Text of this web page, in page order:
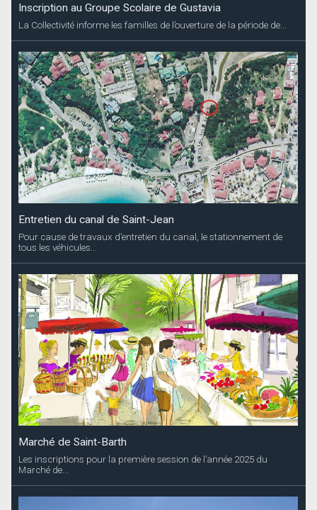
Inscription au Groupe Scolaire de Gustavia
La Collectivité informe les familles de l’ouverture de la période de...
Entretien du canal de Saint-Jean
Pour cause de travaux d’entretien du canal, le stationnement de
tous les véhicules...
Marché de Saint-Barth
Les inscriptions pour la première session de l’année 2025 du
Marché de...